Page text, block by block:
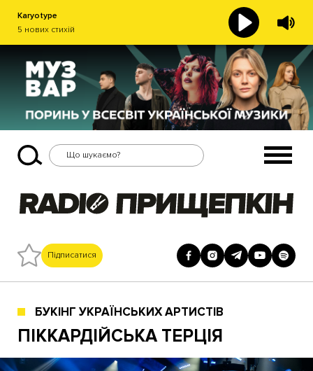
Karyotype
5 нових стихій
Підписатися
БУКІНГ УКРАЇНСЬКИХ АРТИСТІВ
ПІККАРДІЙСЬКА ТЕРЦІЯ